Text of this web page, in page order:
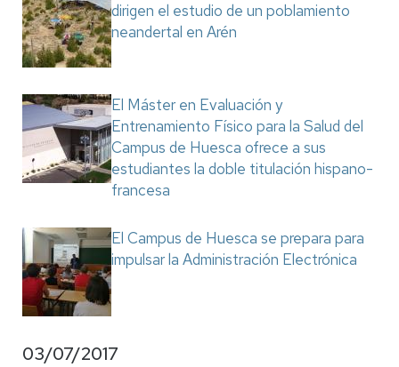
dirigen el estudio de un poblamiento
neandertal en Arén
El Máster en Evaluación y
Entrenamiento Físico para la Salud del
Campus de Huesca ofrece a sus
estudiantes la doble titulación hispano-
francesa
El Campus de Huesca se prepara para
impulsar la Administración Electrónica
03/07/2017